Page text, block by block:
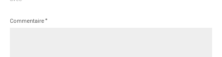
Commentaire*